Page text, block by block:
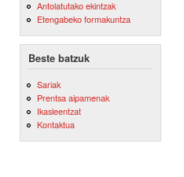
Antolatutako ekintzak
Etengabeko formakuntza
Beste batzuk
Sariak
Prentsa aipamenak
Ikasleentzat
Kontaktua